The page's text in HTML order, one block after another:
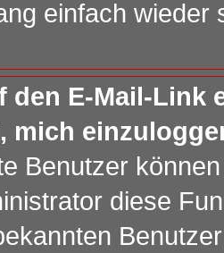
einfach wieder
den E-Mail-Link
mich
Benutzer
diese